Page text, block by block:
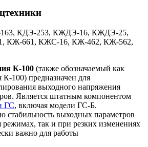
КДЭ-253, КЖДЭ-16, КЖДЭ-25,
КЖ-661, КЖС-16, КЖ-462, КЖ-562,
К-100 (также обозначаемый как
К-100) предназначен для
выходного напряжения
Является штатным компонентом
ГС, включая модели ГС-Б.
стабильность выходных параметров
режимах, так и при резких изменениях
важно для работы